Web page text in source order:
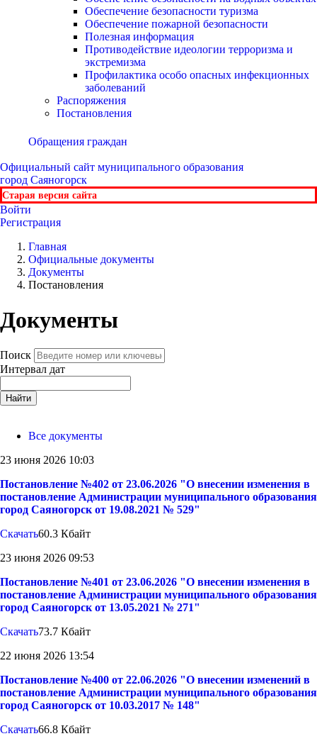
Обеспечение безопасности туризма
Обеспечение пожарной безопасности
Полезная информация
Противодействие идеологии терроризма и
экстремизма
Профилактика особо опасных инфекционных
заболеваний
Распоряжения
Постановления
Обращения граждан
Официальный сайт муниципального образования
город Саяногорск
Старая версия сайта
Войти
Регистрация
Главная
Официальные документы
Документы
Постановления
Документы
Поиск
Интервал дат
Найти
Все документы
23 июня 2026 10:03
Постановление №402 от 23.06.2026 "О внесении изменения в
постановление Администрации муниципального образования
город Саяногорск от 19.08.2021 № 529"
Скачать60.3 Кбайт
23 июня 2026 09:53
Постановление №401 от 23.06.2026 "О внесении изменения в
постановление Администрации муниципального образования
город Саяногорск от 13.05.2021 № 271"
Скачать73.7 Кбайт
22 июня 2026 13:54
Постановление №400 от 22.06.2026 "О внесении изменений в
постановление Администрации муниципального образования
город Саяногорск от 10.03.2017 № 148"
Скачать66.8 Кбайт